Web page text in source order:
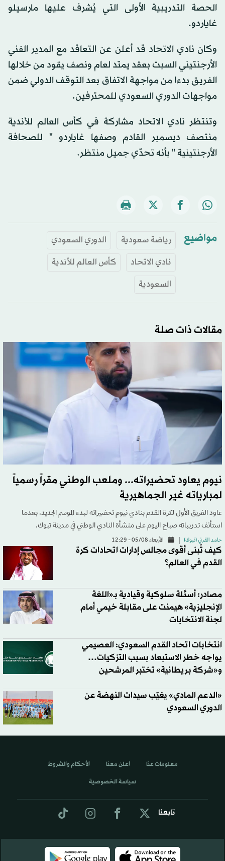
الحصة التدريبية الأولى التي يُشرف عليها مارسيلو
غاياردو.
وكان نادي الاتحاد قد أعلن عن التعاقد مع المدير الفني
الأرجنتيني السبت بعقد يمتد لعام ونصف يقود من خلالها
الفريق بدءا من مواجهة الاتفاق بعد التوقف الدولي ضمن
مواجهات الدوري السعودي للمحترفين.
وتنتظر نادي الاتحاد مشاركة في كأس العالم للأندية
منتصف ديسمبر القادم وصفها غاياردو " للصحافة
الأرجنتينية " بأنه تحدّي جميل منتظر.
مواضيع رياضة سعودية
الدوري السعودي
نادي الاتحاد
كأس العالم للأندية
السعودية
مقالات ذات صلة
نيوم يعاود تحضيراته... وملعب الوطني مقراً رسمياً
لمبارياته غير الجماهيرية
عاود الفريق الأول لكرة القدم بنادي نيوم تحضيراته لبدء الموسم الجديد، بعدما
استأنف تدريباته صباح اليوم على منشأة النادي الوطني في مدينة تبوك.
حامد القرني (تبوك) الأربعاء 05/08 - 12:29
كيف تُبنى أقوى مجالس إدارات اتحادات كرة
القدم في العالم؟
مصادر: أسئلة سلوكية وقيادية بـ«اللغة
الإنجليزية» هيمنت على مقابلة خيمي أمام
لجنة الانتخابات
انتخابات اتحاد القدم السعودي: العصيمي
يواجه خطر الاستبعاد بسبب التزكيات…
و«شركة بريطانية» تختبر المرشحين
«الدعم المادي» يغيّب سيدات النهضة عن
الدوري السعودي
تابعنا
معلومات عنا اعلن معنا الأحكام والشروط
سياسة الخصوصية